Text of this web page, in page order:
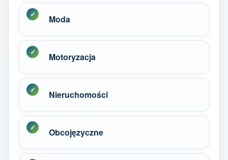
Moda
Motoryzacja
Nieruchomości
Obcojęzyczne